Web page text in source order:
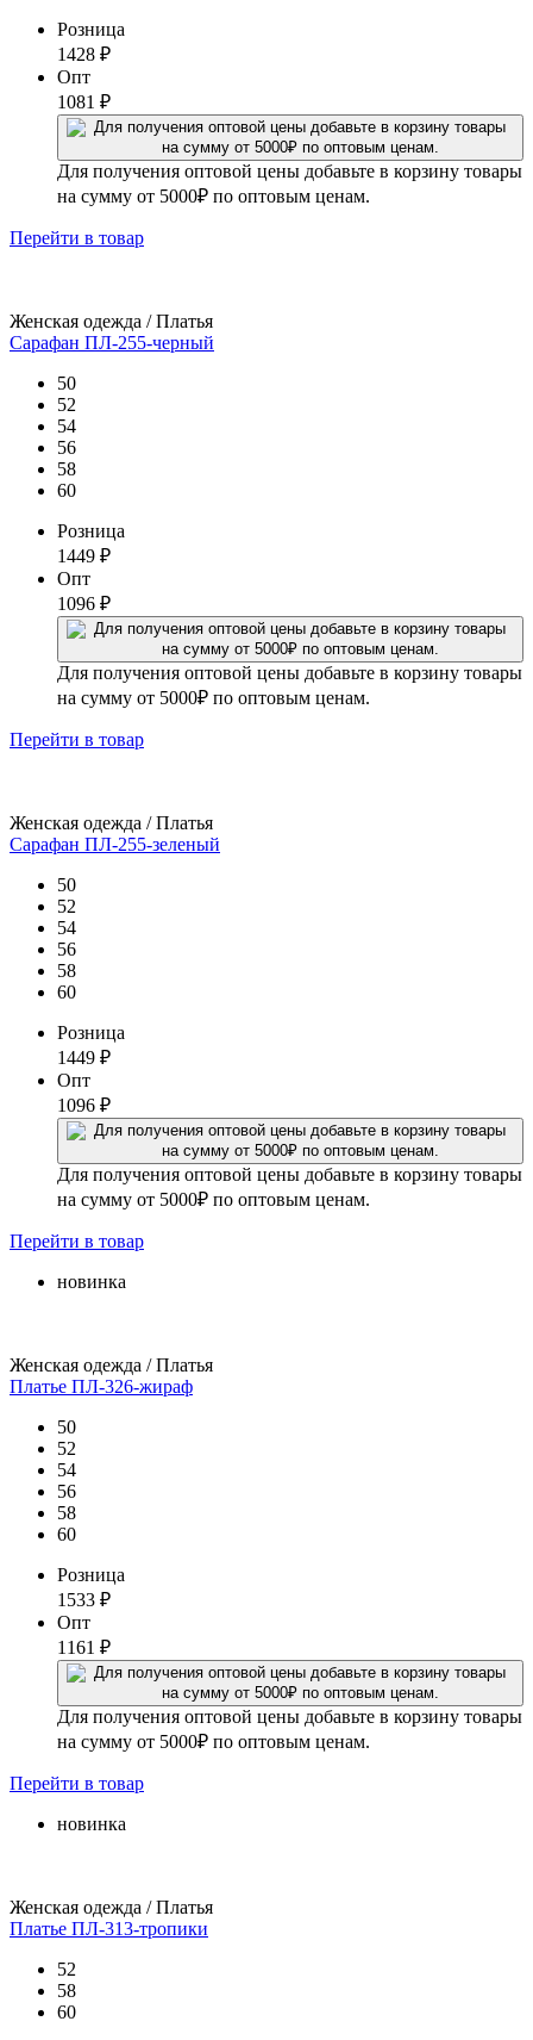
Розница
1428 ₽
Опт
1081 ₽
Для получения оптовой цены добавьте в корзину товары
на сумму от 5000₽ по оптовым ценам.
Перейти в товар
Женская одежда / Платья
Сарафан ПЛ-255-черный
50
52
54
56
58
60
Розница
1449 ₽
Опт
1096 ₽
Для получения оптовой цены добавьте в корзину товары
на сумму от 5000₽ по оптовым ценам.
Перейти в товар
Женская одежда / Платья
Сарафан ПЛ-255-зеленый
50
52
54
56
58
60
Розница
1449 ₽
Опт
1096 ₽
Для получения оптовой цены добавьте в корзину товары
на сумму от 5000₽ по оптовым ценам.
Перейти в товар
новинка
Женская одежда / Платья
Платье ПЛ-326-жираф
50
52
54
56
58
60
Розница
1533 ₽
Опт
1161 ₽
Для получения оптовой цены добавьте в корзину товары
на сумму от 5000₽ по оптовым ценам.
Перейти в товар
новинка
Женская одежда / Платья
Платье ПЛ-313-тропики
52
58
60